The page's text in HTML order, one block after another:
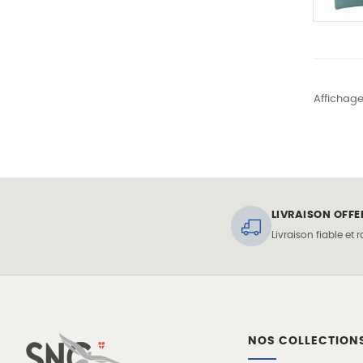
LIVRAISON
Livraison fiable et
NOS